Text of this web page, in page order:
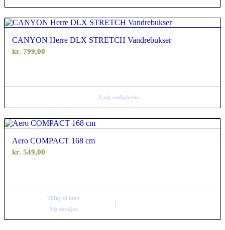
CANYON Herre DLX STRETCH Vandrebukser
kr. 799,00
Vælg muligheder
Aero COMPACT 168 cm
kr. 549,00
Tilføj til kurv
Vis detaljer